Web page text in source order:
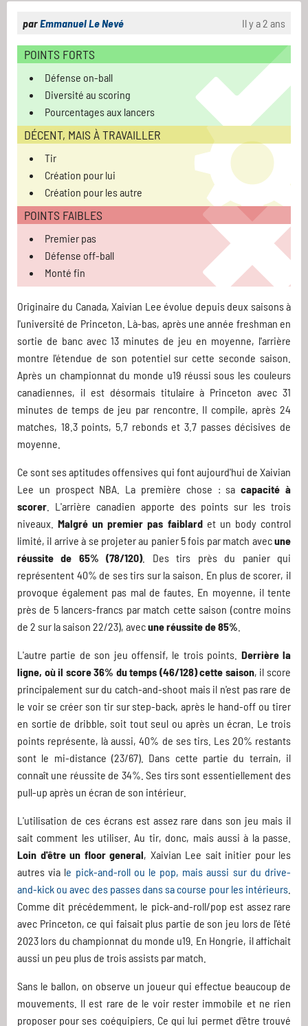
parEmmanuel Le Nevé Il y a 2 ans
POINTS FORTS
Défense on-ball
Diversité au scoring
Pourcentages aux lancers
DÉCENT, MAIS À TRAVAILLER
Tir
Création pour lui
Création pour les autre
POINTS FAIBLES
Premier pas
Défense off-ball
Monté fin
Originaire du Canada, Xaivian Lee évolue depuis deux saisons à
l'université de Princeton. Là-bas, après une année freshman en
sortie de banc avec 13 minutes de jeu en moyenne, l'arrière
montre l'étendue de son potentiel sur cette seconde saison.
Après un championnat du monde u19 réussi sous les couleurs
canadiennes, il est désormais titulaire à Princeton avec 31
minutes de temps de jeu par rencontre. Il compile, après 24
matches, 18.3 points, 5.7 rebonds et 3.7 passes décisives de
moyenne.
Ce sont ses aptitudes offensives qui font aujourd'hui de Xaivian
Lee un prospect NBA. La première chose : sacapacité à
scorer . L'arrière canadien apporte des points sur les trois
niveaux.Malgré un premier pas faiblardet un body control
limité, il arrive à se projeter au panier 5 fois par match avecune
réussite de 65% (78/120). Des tirs près du panier qui
représentent 40% de ses tirs sur la saison. En plus de scorer, il
provoque également pas mal de fautes. En moyenne, il tente
près de 5 lancers-francs par match cette saison (contre moins
de 2 sur la saison 22/23), avecune réussite de 85%
L'autre partie de son jeu offensif, le trois points. Derrière la
ligne, où il score 36% du temps (46/128) cette saison, il score
principalement sur du catch-and-shoot mais il n'est pas rare de
le voir se créer son tir sur step-back, après le hand-off ou tirer
en sortie de dribble, soit tout seul ou après un écran. Le trois
points représente, là aussi, 40% de ses tirs. Les 20% restants
sont le mi-distance (23/67). Dans cette partie du terrain, il
connaît une réussite de 34%. Ses tirs sont essentiellement des
pull-up après un écran de son intérieur.
L'utilisation de ces écrans est assez rare dans son jeu mais il
sait comment les utiliser. Au tir, donc, mais aussi à la passe.
Loin d'être un floor general, Xaivian Lee sait initier pour les
autres via le pick-and-roll ou le pop, mais aussi sur du drive-
and-kick ou avec des passes dans sa course pour les intérieurs
Comme dit précédemment, le pick-and-roll/pop est assez rare
avec Princeton, ce qui faisait plus partie de son jeu lors de l'été
2023 lors du championnat du monde u19. En Hongrie, il affichait
aussi un peu plus de trois assists par match.
Sans le ballon, on observe un joueur qui effectue beaucoup de
mouvements. Il est rare de le voir rester immobile et ne rien
proposer pour ses coéquipiers. Ce qui lui permet d'être trouvé